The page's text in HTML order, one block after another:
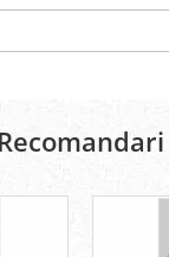
Recomandari